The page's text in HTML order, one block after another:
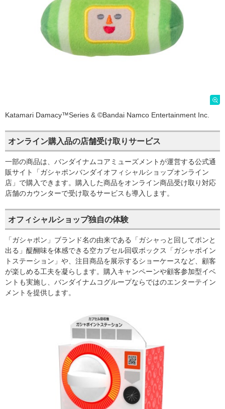
Katamari Damacy™Series & ©Bandai Namco Entertainment Inc.
オンライン購入品の店舗受け取りサービス
一部の商品は、バンダイナムコアミューズメントが運営する公式通
販サイト「ガシャポンバンダイオフィシャルショップオンライン
店」で購入できます。購入した商品をオンライン商品受け取り対応
店舗のカウンターで受け取るサービスも導入します。
オフィシャルショップ独自の体験
「ガシャポン」ブランド名の由来である「ガシャっと回してポンと
出る」醍醐味を体感できる空カプセル回収ボックス「ガシャポイン
トステーション」や、注目商品を展示するショーケースなど、顧客
が楽しめる工夫を凝らします。購入キャンペーンや顧客参加型イベ
ントも実施し、バンダイナムコグループならではのエンターテイン
メントを提供します。